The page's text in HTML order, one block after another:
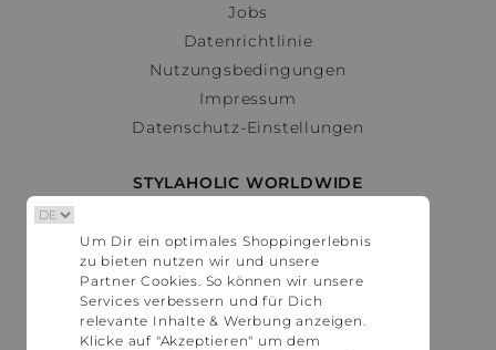
Jobs
Datenrichtlinie
Nutzungsbedingungen
Impressum
Datenschutz-Einstellungen
STYLAHOLIC WORLDWIDE
Österreich
Schweiz
France
United States
Um Dir ein optimales Shoppingerlebnis
zu bieten nutzen wir und unsere
Partner Cookies. So können wir unsere
Services verbessern und für Dich
relevante Inhalte & Werbung anzeigen.
Klicke auf "Akzeptieren" um dem